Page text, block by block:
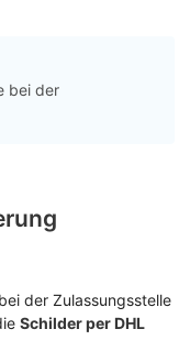
bei der
bei der Zulassungsstelle
Schilder per DHL